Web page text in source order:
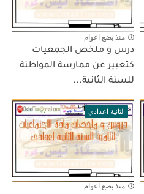
منذ بضع اعوام
درس و ملخص الجمعيات
كتعبير عن ممارسة المواطنة
للسنة الثانية...
الثانية اعدادي
منذ بضع اعوام